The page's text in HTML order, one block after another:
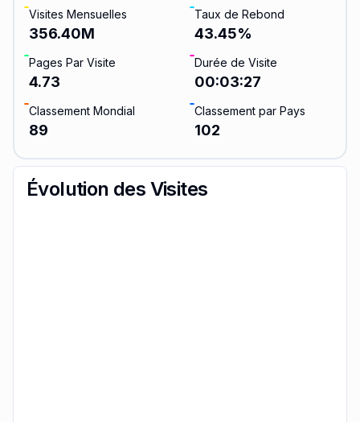
Visites Mensuelles
356.40M
Taux de Rebond
43.45%
Pages Par Visite
4.73
Durée de Visite
00:03:27
Classement Mondial
89
Classement par Pays
102
Évolution des Visites